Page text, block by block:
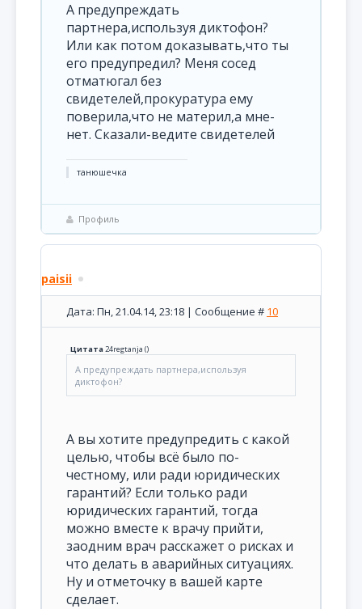
А предупреждать
партнера,используя диктофон?
Или как потом доказывать,что ты
его предупредил? Меня сосед
отматюгал без
свидетелей,прокуратура ему
поверила,что не материл,а мне-
нет. Сказали-ведите свидетелей
танюшечка
Профиль
paisii
Дата: Пн, 21.04.14, 23:18 | Сообщение # 10
Цитата24regtanja ()
А предупреждать партнера,используя
диктофон?
А вы хотите предупредить с какой
целью, чтобы всё было по-
честному, или ради юридических
гарантий? Если только ради
юридических гарантий, тогда
можно вместе к врачу прийти,
заодним врач расскажет о рисках и
что делать в аварийных ситуациях.
Ну и отметочку в вашей карте
сделает.